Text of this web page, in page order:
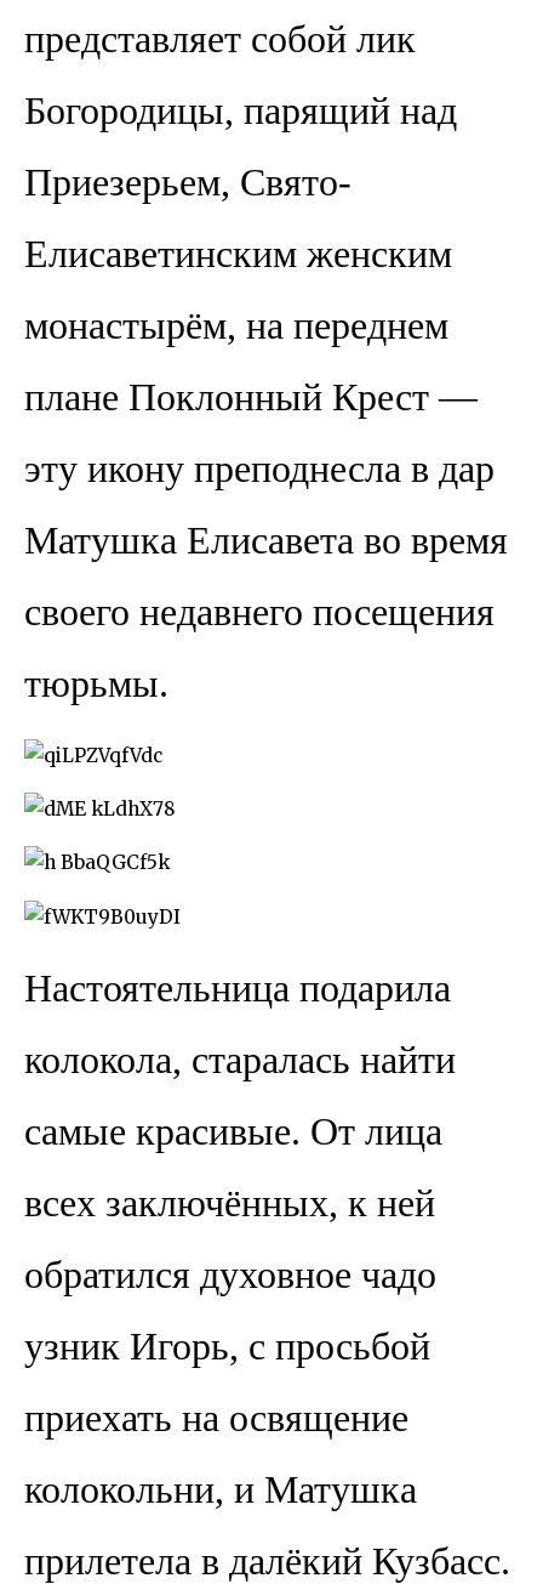
представляет собой лик
Богородицы, парящий над
Приезерьем, Свято-
Елисаветинским женским
монастырём, на переднем
плане Поклонный Крест —
эту икону преподнесла в дар
Матушка Елисавета во время
своего недавнего посещения
тюрьмы.
Настоятельница подарила
колокола, старалась найти
самые красивые. От лица
всех заключённых, к ней
обратился духовное чадо
узник Игорь, с просьбой
приехать на освящение
колокольни, и Матушка
прилетела в далёкий Кузбасс.